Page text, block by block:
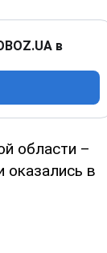
в
области –
оказались в